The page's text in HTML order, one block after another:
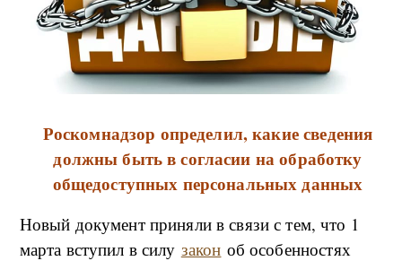
Роскомнадзор определил, какие сведения
должны быть в согласии на обработку
общедоступных персональных данных
Новый документ приняли в связи с тем, что 1
марта вступил в силу закон об особенностях